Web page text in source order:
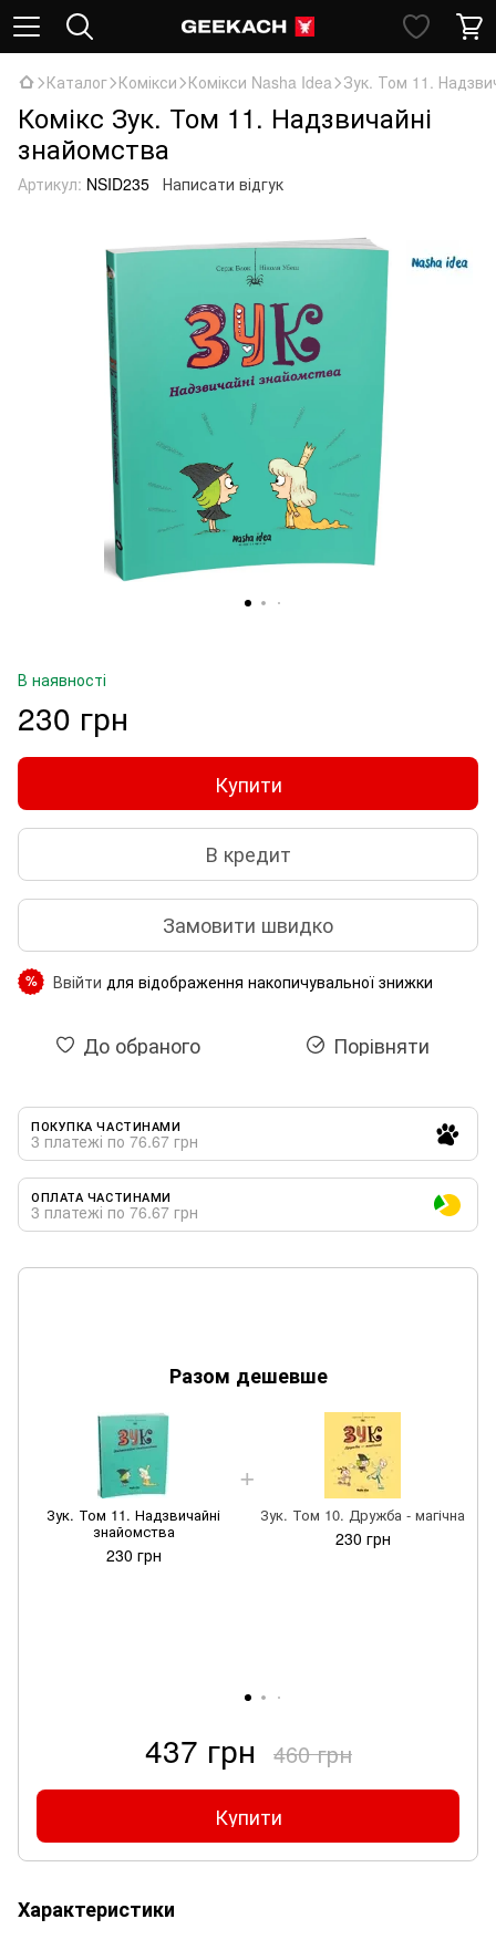
Каталог Комікси Комікси Nasha Idea Зук. Том 11.
Комікс Зук. Том 11. Надзвичайні
знайомства
Артикул: NSID235 Написати відгук
В наявності
230 грн
Купити
В кредит
Замовити швидко
% Ввійти для відображення накопичувальної знижки
До обраного Порівняти
ПОКУПКА ЧАСТИНАМИ
3 платежі по 76.67 грн
ОПЛАТА ЧАСТИНАМИ
3 платежі по 76.67 грн
Разом дешевше
Зук. Том 11. Надзвичайні
знайомства
230 грн
Зук. Том 10. Дружба - магічна
230 грн
437 грн 460 грн
Купити
Характеристики